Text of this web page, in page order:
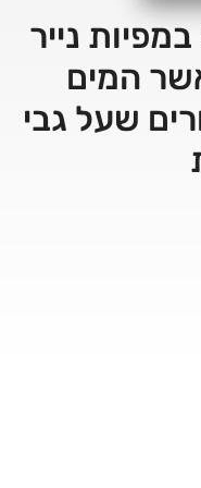
במפיות נייר
המים
שעל גבי